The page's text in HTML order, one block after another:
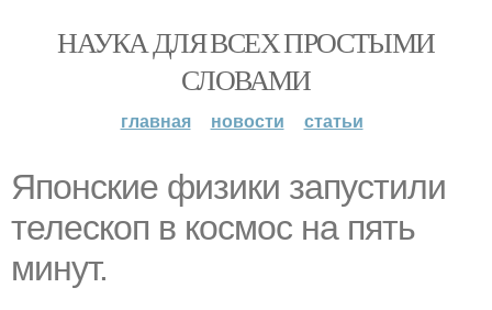
НАУКА ДЛЯ ВСЕХ ПРОСТЫМИ
СЛОВАМИ
главная новости статьи
Японские физики запустили
телескоп в космос на пять
минут.